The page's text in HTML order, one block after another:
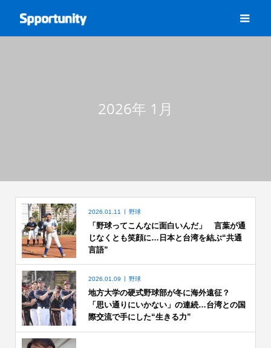
2026年 1月
2026.01.11 野球
「野球ってこんなに面白いんだ」 言葉が通
じなくとも笑顔に…日本と台湾を結ぶ“共通
言語”
2026.01.09 野球
地方大学の硬式野球部が冬に海外遠征？
「思い通りにいかない」の連続…台湾との国
際交流で手にした“生きる力”